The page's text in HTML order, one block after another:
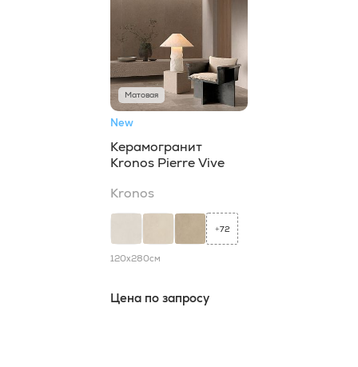
Матовая
New
Керамогранит
Kronos Pierre Vive
Kronos
+72
120x280см
Цена по запросу